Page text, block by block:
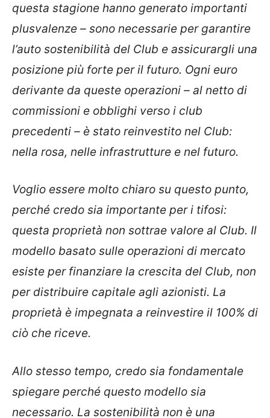
questa stagione hanno generato importanti
plusvalenze – sono necessarie per garantire
l’auto sostenibilità del Club e assicurargli una
posizione più forte per il futuro. Ogni euro
derivante da queste operazioni – al netto di
commissioni e obblighi verso i club
precedenti – è stato reinvestito nel Club:
nella rosa, nelle infrastrutture e nel futuro.
Voglio essere molto chiaro su questo punto,
perché credo sia importante per i tifosi:
questa proprietà non sottrae valore al Club. Il
modello basato sulle operazioni di mercato
esiste per finanziare la crescita del Club, non
per distribuire capitale agli azionisti. La
proprietà è impegnata a reinvestire il 100% di
ciò che riceve.
Allo stesso tempo, credo sia fondamentale
spiegare perché questo modello sia
necessario. La sostenibilità non è una